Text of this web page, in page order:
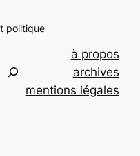
politique
à propos
archives
mentions légales